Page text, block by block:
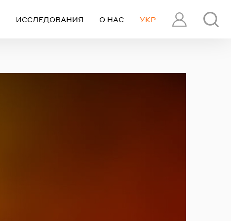
ПРОФИЛЬ
УКР
ИССЛЕДОВАНИЯ О НАС